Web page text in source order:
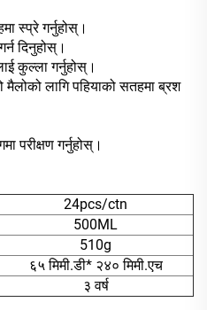
स्प्रे गर्नुहोस्।
दिनुहोस्।
कुल्ला गर्नुहोस्।
लागि पहियाको सतहमा ब्रश
परीक्षण गर्नुहोस्।
24pcs/ctn
500ML
510g
६५ मिमी.डी* २४० मिमी.एच
३ वर्ष